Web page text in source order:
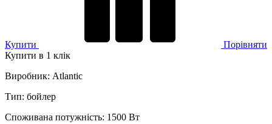
Купити
Порівняти
Купити в 1 клік
Виробник: Atlantic
Тип: бойлер
Споживана потужність: 1500 Вт